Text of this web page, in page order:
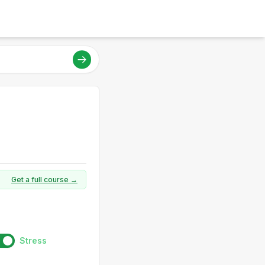
Get a full course →
Stress